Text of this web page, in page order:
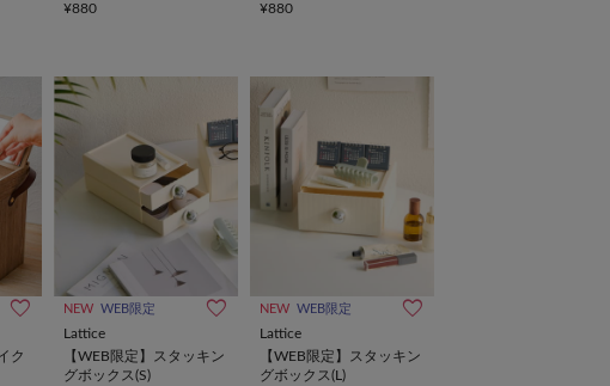
¥880
¥880
ク
NEW WEB限定
Lattice
【WEB限定】スタッキン
グボックス(S)
NEW WEB限定
Lattice
【WEB限定】スタッキン
グボックス(L)